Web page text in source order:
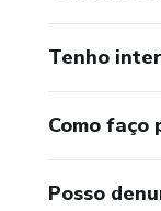
Tenho
Como faço
Posso